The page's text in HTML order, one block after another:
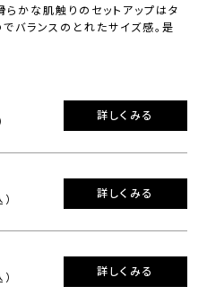
かな肌触りのセットアップはタ
バランスのとれたサイズ感。是
詳しくみる
詳しくみる
詳しくみる